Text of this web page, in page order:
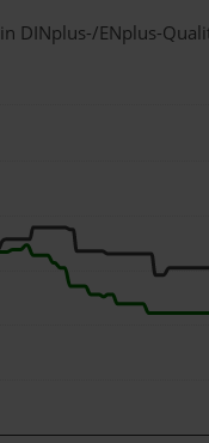
in DINplus-/ENplus-